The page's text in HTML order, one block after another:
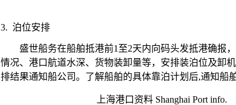
3. 泊位安排
盛世船务在船舶抵港前1至2天内向码头发抵港确报
情况、港口航道水深、货物装卸量等，安排装泊位及卸
排结果通知船公司。了解船舶的具体靠泊计划后,通知船
上海港口资料 Shanghai Port info.